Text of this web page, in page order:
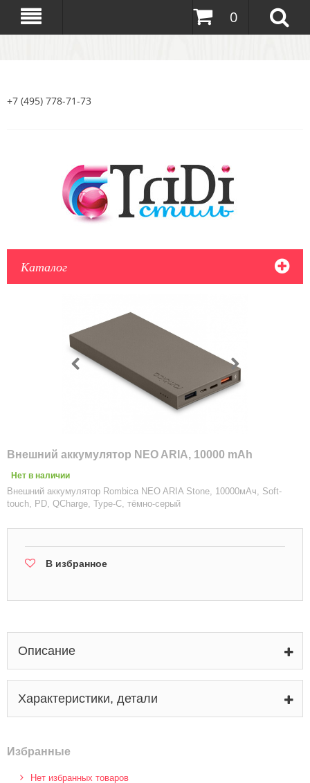
0
+7 (495) 778-71-73
Каталог
Внешний аккумулятор NEO ARIA, 10000 mAh
Нет в наличии
Внешний аккумулятор Rombica NEO ARIA Stone, 10000мАч, Soft-
touch, PD, QCharge, Type-C, тёмно-серый
В избранное
Описание
Характеристики, детали
Избранные
Нет избранных товаров